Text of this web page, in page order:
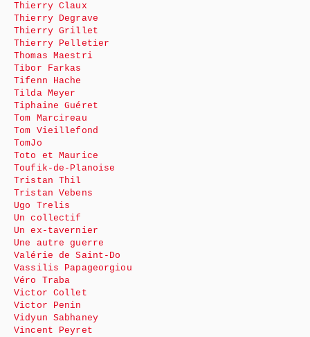
Thierry Claux
Thierry Degrave
Thierry Grillet
Thierry Pelletier
Thomas Maestri
Tibor Farkas
Tifenn Hache
Tilda Meyer
Tiphaine Guéret
Tom Marcireau
Tom Vieillefond
TomJo
Toto et Maurice
Toufik-de-Planoise
Tristan Thil
Tristan Vebens
Ugo Trelis
Un collectif
Un ex-tavernier
Une autre guerre
Valérie de Saint-Do
Vassilis Papageorgiou
Véro Traba
Victor Collet
Victor Penin
Vidyun Sabhaney
Vincent Peyret